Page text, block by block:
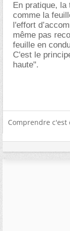
En pratique,
comme la
l'effort
même pas
feuille en
C'est le
haute".
Comprendre